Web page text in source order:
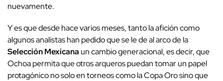
nuevamente.
Y es que desde hace varios meses, tanto la afición como
algunos analistas han pedido que se le de al arco de la
SelecciónMexicana un cambio generacional, es decir, que
Ochoa permita que otros arqueros puedan tomar un papel
protagónico no solo en torneos como la Copa Oro sino que